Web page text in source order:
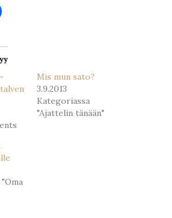
Jaa
Mis mun sato?
3.9.2013
Kategoriassa
"Ajattelin tänään"